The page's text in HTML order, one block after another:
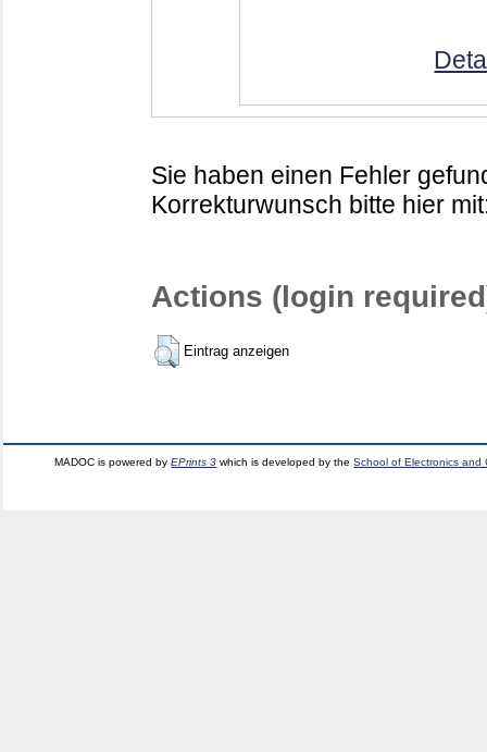
Sie haben einen Fehler
Korrekturwunsch bitte hier
Actions (login
Eintrag anzeigen
MADOC is powered byEPrints 3 which is developed by theSchool of Electronics and